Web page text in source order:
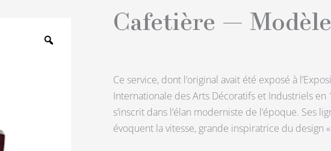
Cafetière —
Ce service, dont l’original avait été exposé à
Internationale des Arts Décoratifs et Industriels en
s’inscrit dans l’élan moderniste de l’époque. Ses
évoquent la vitesse, grande inspiratrice du design